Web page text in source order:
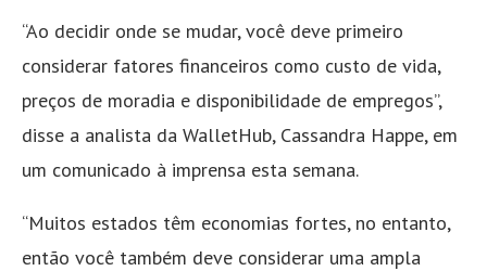
“Ao decidir onde se mudar, você deve primeiro
considerar fatores financeiros como custo de vida,
preços de moradia e disponibilidade de empregos”,
disse a analista da WalletHub, Cassandra Happe, em
um comunicado à imprensa esta semana.
“Muitos estados têm economias fortes, no entanto,
então você também deve considerar uma ampla